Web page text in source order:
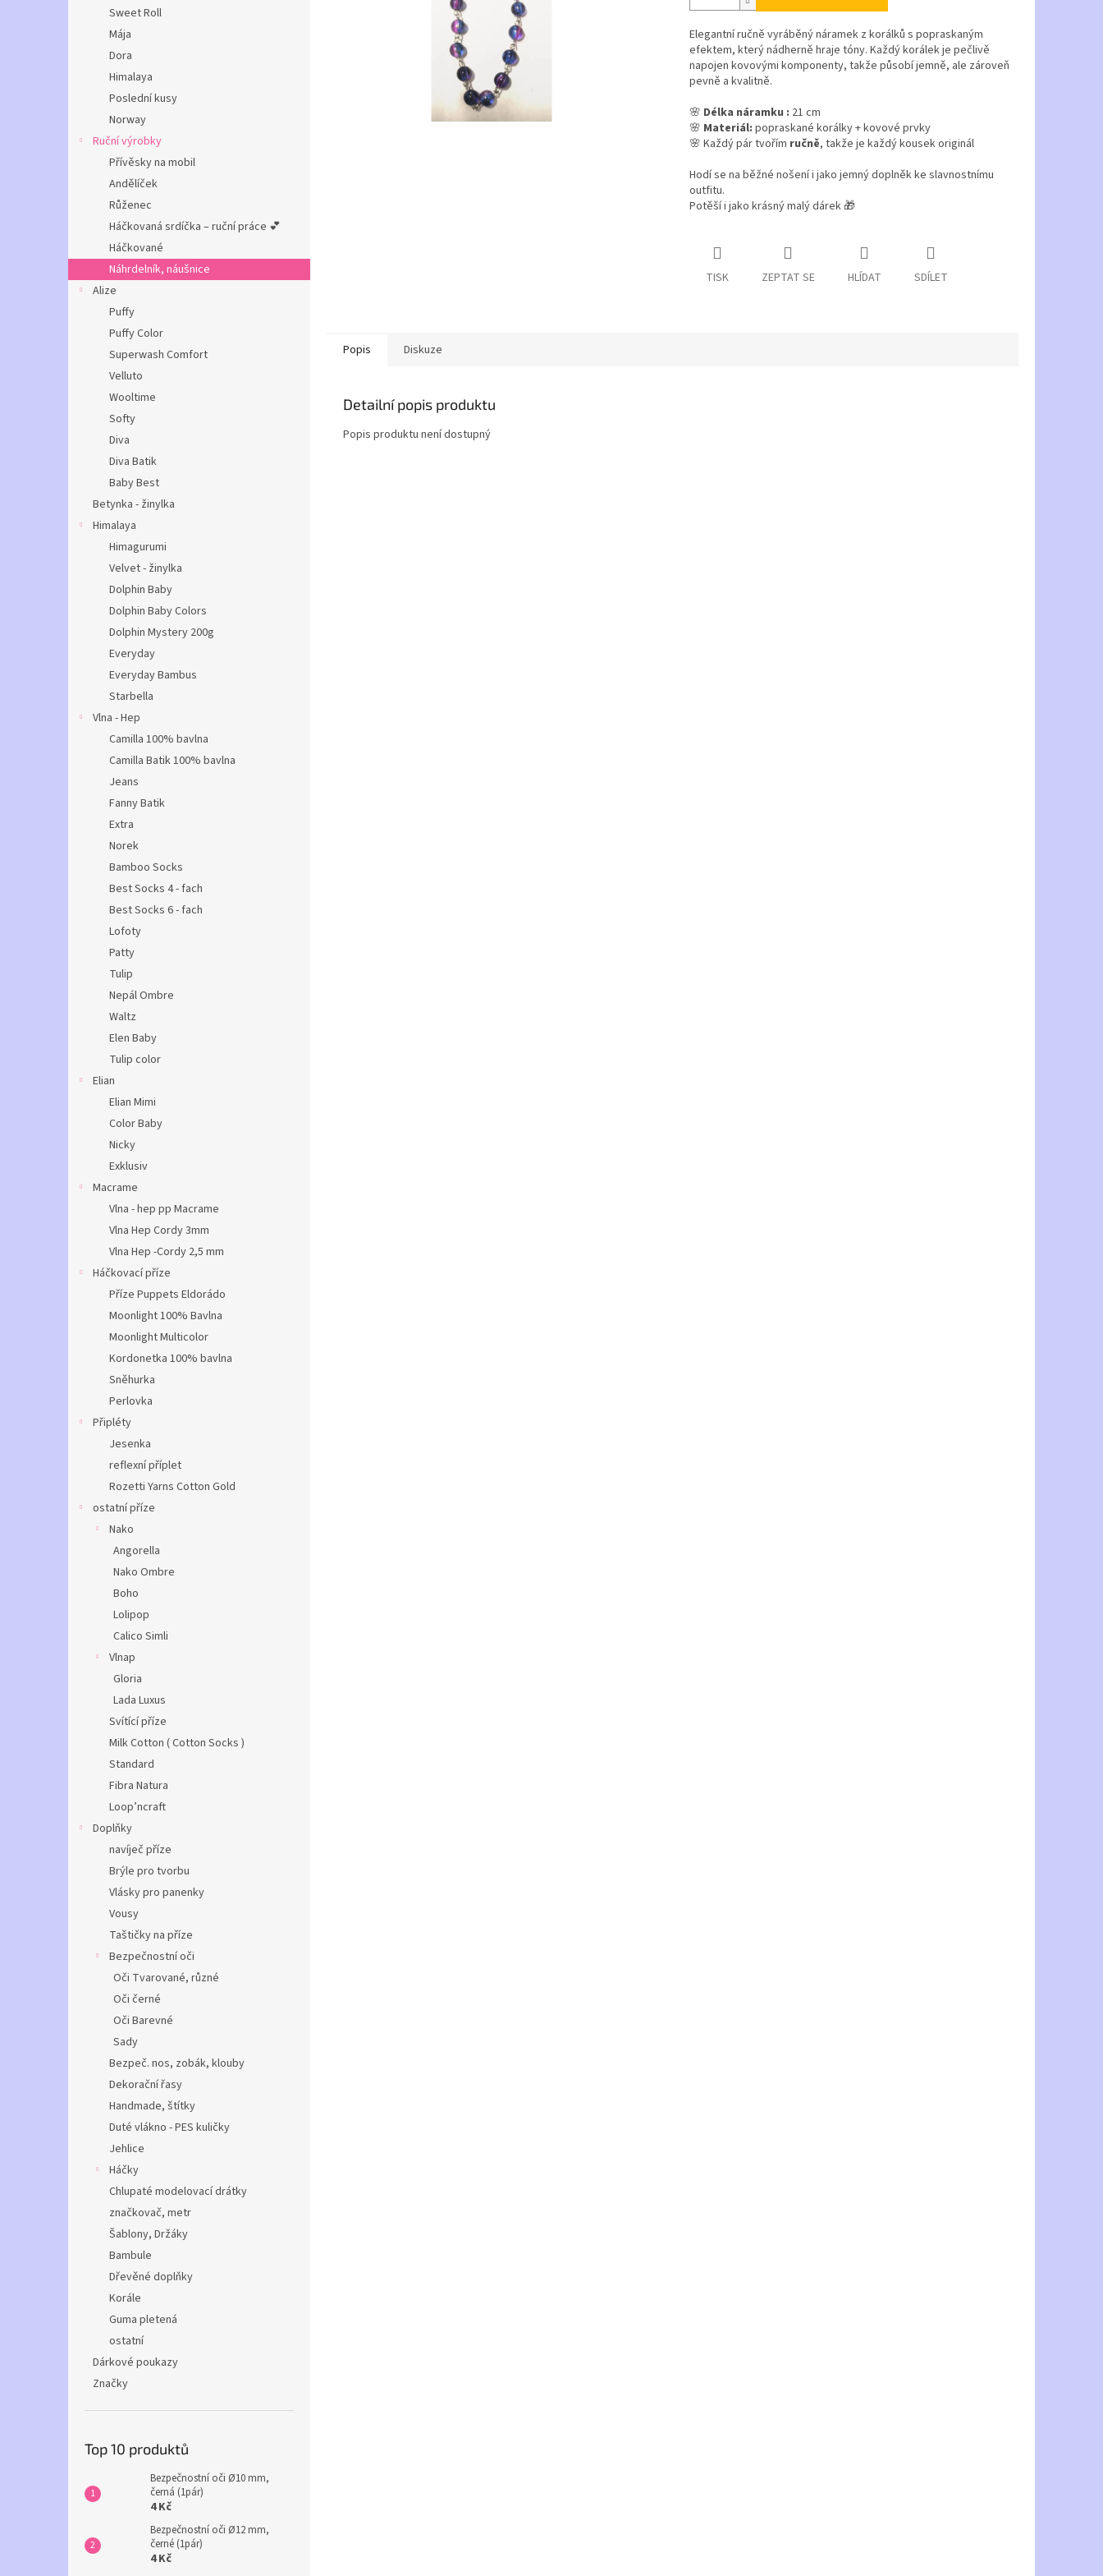
Sweet Roll
Mája
Dora
Himalaya
Poslední kusy
Norway
Ruční výrobky
Přívěsky na mobil
Andělíček
Růženec
Háčkovaná srdíčka – ruční práce 💕
Háčkované
Náhrdelník, náušnice
Alize
Puffy
Puffy Color
Superwash Comfort
Velluto
Wooltime
Softy
Diva
Diva Batik
Baby Best
Betynka - žinylka
Himalaya
Himagurumi
Velvet - žinylka
Dolphin Baby
Dolphin Baby Colors
Dolphin Mystery 200g
Everyday
Everyday Bambus
Starbella
Vlna - Hep
Camilla 100% bavlna
Camilla Batik 100% bavlna
Jeans
Fanny Batik
Extra
Norek
Bamboo Socks
Best Socks 4 - fach
Best Socks 6 - fach
Lofoty
Patty
Tulip
Nepál Ombre
Waltz
Elen Baby
Tulip color
Elian
Elian Mimi
Color Baby
Nicky
Exklusiv
Macrame
Vlna - hep pp Macrame
Vlna Hep Cordy 3mm
Vlna Hep -Cordy 2,5 mm
Háčkovací příze
Příze Puppets Eldorádo
Moonlight 100% Bavlna
Moonlight Multicolor
Kordonetka 100% bavlna
Sněhurka
Perlovka
Připléty
Jesenka
reflexní příplet
Rozetti Yarns Cotton Gold
ostatní příze
Nako
Angorella
Nako Ombre
Boho
Lolipop
Calico Simli
Vlnap
Gloria
Lada Luxus
Svítící příze
Milk Cotton ( Cotton Socks )
Standard
Fibra Natura
Loop’ncraft
Doplňky
navíječ příze
Brýle pro tvorbu
Vlásky pro panenky
Vousy
Taštičky na příze
Bezpečnostní oči
Oči Tvarované, různé
Oči černé
Oči Barevné
Sady
Bezpeč. nos, zobák, klouby
Dekorační řasy
Handmade, štítky
Duté vlákno - PES kuličky
Jehlice
Háčky
Chlupaté modelovací drátky
značkovač, metr
Šablony, Držáky
Bambule
Dřevěné doplňky
Korále
Guma pletená
ostatní
Dárkové poukazy
Značky
Top 10 produktů
Bezpečnostní oči Ø10 mm,
černá (1pár)
4 Kč
Bezpečnostní oči Ø12 mm,
černé (1pár)
4 Kč
Elegantní ručně vyráběný náramek z korálků s popraskaným
efektem, který nádherně hraje tóny. Každý korálek je pečlivě
napojen kovovými komponenty, takže působí jemně, ale zároveň
pevně a kvalitně.
🌸 Délka náramku : 21 cm
🌸 Materiál: popraskané korálky + kovové prvky
🌸 Každý pár tvořím ručně, takže je každý kousek originál
Hodí se na běžné nošení i jako jemný doplněk ke slavnostnímu
outfitu.
Potěší i jako krásný malý dárek 🎁
TISK ZEPTAT SE HLÍDAT SDÍLET
Popis Diskuze
Detailní popis produktu
Popis produktu není dostupný